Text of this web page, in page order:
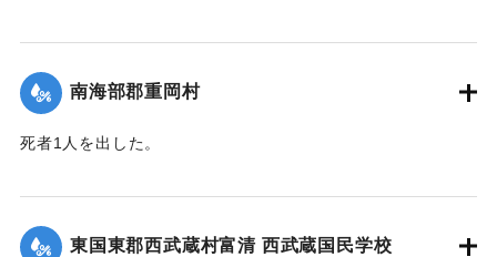
｜固有コード: 00481070
南海部郡重岡村
死者1人を出した。
｜固有コード: 00481062
東国東郡西武蔵村富清 西武蔵国民学校